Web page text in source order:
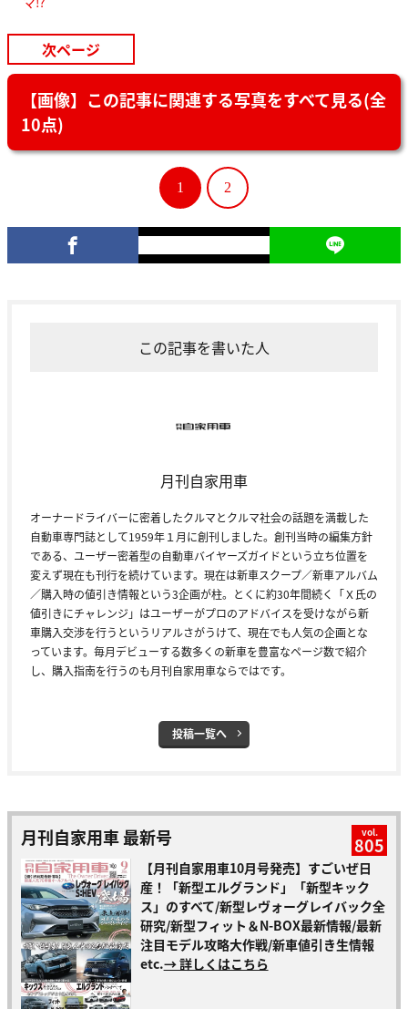
次ページ
【画像】この記事に関連する写真をすべて見る(全
10点)
1 2
この記事を書いた人
月刊自家用車
オーナードライバーに密着したクルマとクルマ社会の話題を満載した
自動車専門誌として1959年１月に創刊しました。創刊当時の編集方針
である、ユーザー密着型の自動車バイヤーズガイドという立ち位置を
変えず現在も刊行を続けています。現在は新車スクープ／新車アルバム
／購入時の値引き情報という3企画が柱。とくに約30年間続く「Ｘ氏の
値引きにチャレンジ」はユーザーがプロのアドバイスを受けながら新
車購入交渉を行うというリアルさがうけて、現在でも人気の企画とな
っています。毎月デビューする数多くの新車を豊富なページ数で紹介
し、購入指南を行うのも月刊自家用車ならではです。
投稿一覧へ
月刊自家用車 最新号 vol.
805
【月刊自家用車10月号発売】すごいぜ日
産！「新型エルグランド」「新型キック
ス」のすべて/新型レヴォーグレイバック全
研究/新型フィット＆N-BOX最新情報/最新
注目モデル攻略大作戦/新車値引き生情報
etc.→ 詳しくはこちら